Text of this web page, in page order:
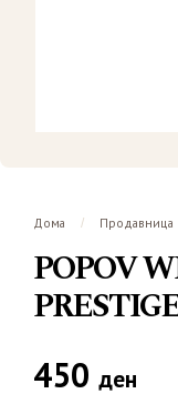
Дома / Продавница
POPOV
450 ден